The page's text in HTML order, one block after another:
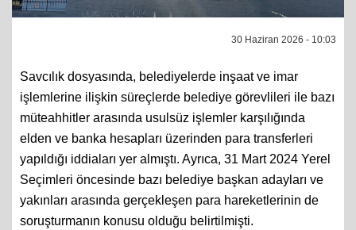
Savcılık dosyasında, belediyelerde inşaat ve imar
işlemlerine ilişkin süreçlerde belediye görevlileri ile bazı
müteahhitler arasında usulsüz işlemler karşılığında
elden ve banka hesapları üzerinden para transferleri
yapıldığı iddiaları yer almıştı. Ayrıca, 31 Mart 2024 Yerel
Seçimleri öncesinde bazı belediye başkan adayları ve
yakınları arasında gerçekleşen para hareketlerinin de